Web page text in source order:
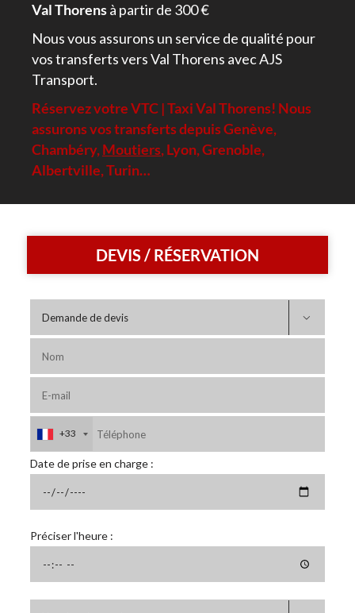
Val Thorensà partir de 300 €
Nous vous assurons un service de qualité pour
vos transferts vers Val Thorens avec AJS
Transport.
Réservez votre VTC | Taxi Val Thorens! Nous
assurons vos transferts depuisGenève,
Chambéry,Moutiers,Lyon,Grenoble,
Albertville, Turin…
DEVIS / RÉSERVATION

+33
Date de prise en charge :
Préciser l'heure :